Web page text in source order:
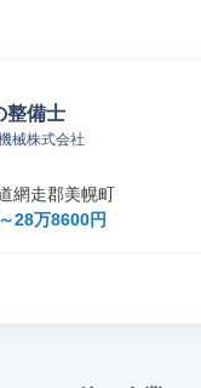
整備士
械株式会社
網走郡美幌町
28万8600円